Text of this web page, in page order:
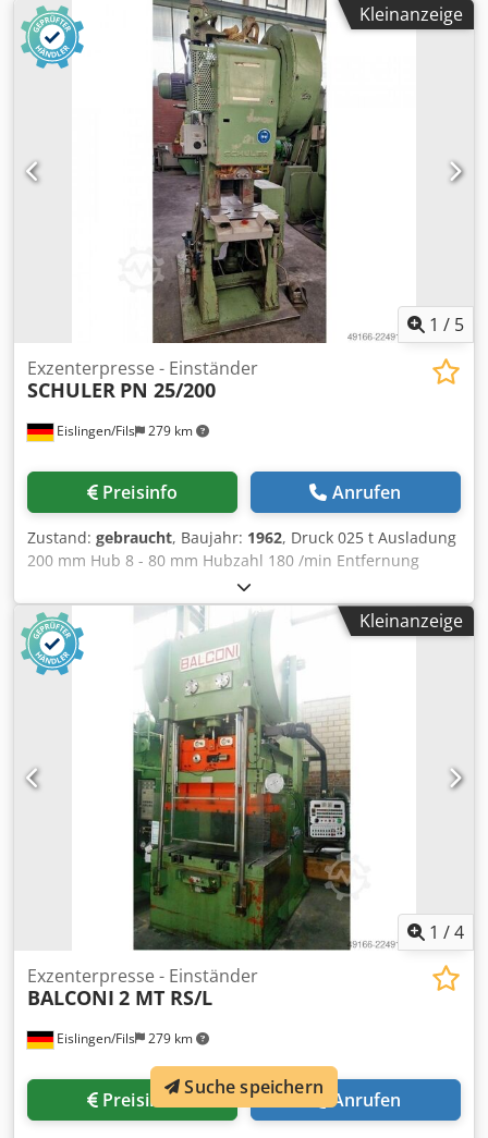
Kleinanzeige
1 / 5
Eislingen/Fils 279 km
Exzenterpresse - Einständer
SCHULER PN 25/200
Preisinfo Anrufen
Zustand: gebraucht, Baujahr: 1962, Druck 025 t Ausladung
200 mm Hub 8 - 80 mm Hubzahl 180 /min Entfernung
Tisch/Stößel, gr. Hub oben, Verst. oben 330 mm
Tischfläche 550 x 400 mm Chedpfozrprqjx Ahhea
Durchfallöffnung im Tisch 60 mm Tischhöhe über Flur 800
mm Durchgang zw. Körperwänden 200 mm Stößelfläche
355 x 220 mm Stößelverstellung 50 mm Antriebsleistung
2,7 kW Gewicht 2,5 t Raumbedarf (BxTxH) 1,2 x 1,8 x 2,4 m
Kleinanzeige
1 /4
Eislingen/Fils 279 km
Exzenterpresse - Einständer
BALCONI 2 MT RS/L
Preisinfo Anrufen
Suche speichern